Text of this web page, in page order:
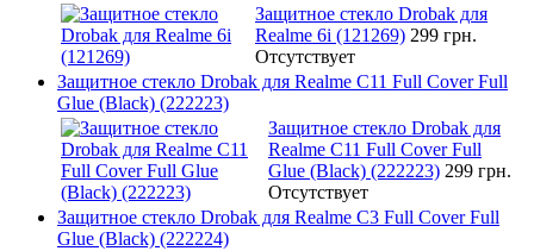
Защитное стекло Drobak для
Realme 6i (121269) 299 грн.
Отсутствует
Защитное стекло Drobak для Realme C11 Full Cover Full
Glue (Black) (222223)
Защитное стекло Drobak для
Realme C11 Full Cover Full
Glue (Black) (222223) 299 грн.
Отсутствует
Защитное стекло Drobak для Realme C3 Full Cover Full
Glue (Black) (222224)